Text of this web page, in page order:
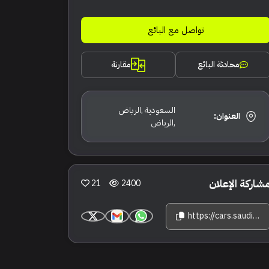
تواصل مع البائع
محادثة البائع مقارنة
العنوان:
السعودية ,الرياض
,الرياض
الإعلان 2400
21
https://cars.saudisale.com/listings/H38uQC/2022-%D9%81%D9%8A%D8%B1%D8%A7%D8%B1%D9%8A-%D8%B1%D9%88%D9%85%D8%A7